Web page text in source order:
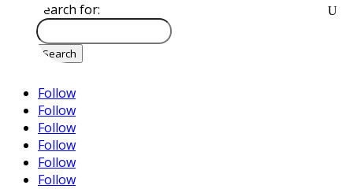
Search for:
Follow
Follow
Follow
Follow
Follow
Follow